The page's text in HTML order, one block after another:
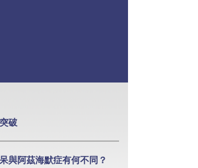
破
與阿茲海默症有何不同？